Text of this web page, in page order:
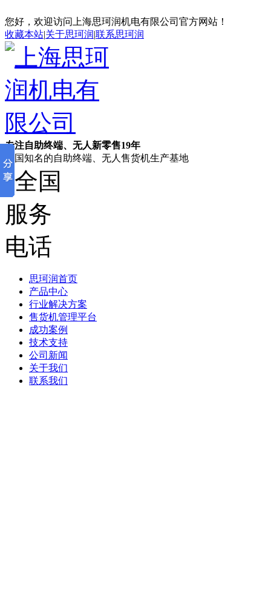
您好，欢迎访问上海思珂润机电有限公司官方网站！
收藏本站|关于思珂润|联系思珂润
专注自助终端、无人新零售19年
全国知名的自助终端、无人售货机生产基地
思珂润首页
产品中心
行业解决方案
售货机管理平台
成功案例
技术支持
公司新闻
关于我们
联系我们